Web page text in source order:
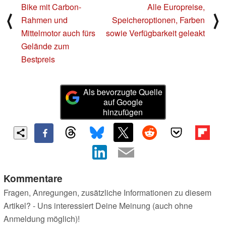
⟨
Bike mit Carbon-
Rahmen und
Mittelmotor auch fürs
Gelände zum
Bestpreis
Alle Europreise,
Speicheroptionen, Farben
sowie Verfügbarkeit geleakt
⟩
Als bevorzugte Quelle
auf Google
hinzufügen
Kommentare
Fragen, Anregungen, zusätzliche Informationen zu diesem
Artikel? - Uns interessiert Deine Meinung (auch ohne
Anmeldung möglich)!